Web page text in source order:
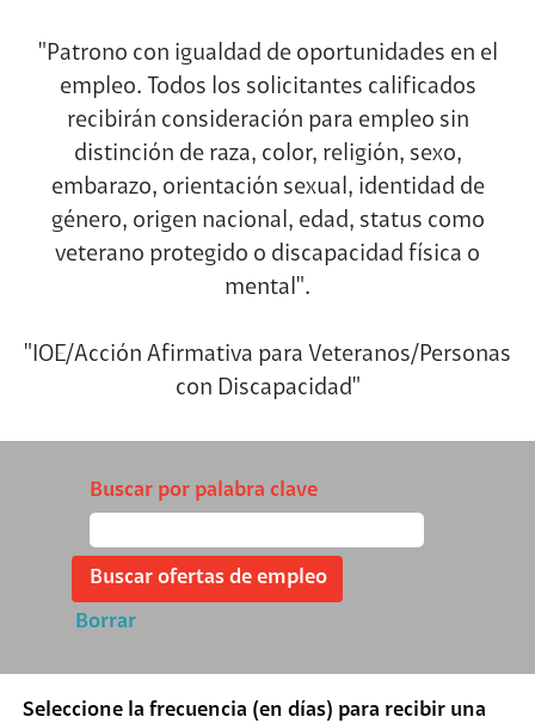
"Patrono con igualdad de oportunidades en el
empleo. Todos los solicitantes calificados
recibirán consideración para empleo sin
distinción de raza, color, religión, sexo,
embarazo, orientación sexual, identidad de
género, origen nacional, edad, status como
veterano protegido o discapacidad física o
mental".
"IOE/Acción Afirmativa para Veteranos/Personas
con Discapacidad"
Buscar por palabra clave
Borrar
Seleccione la frecuencia (en días) para recibir una